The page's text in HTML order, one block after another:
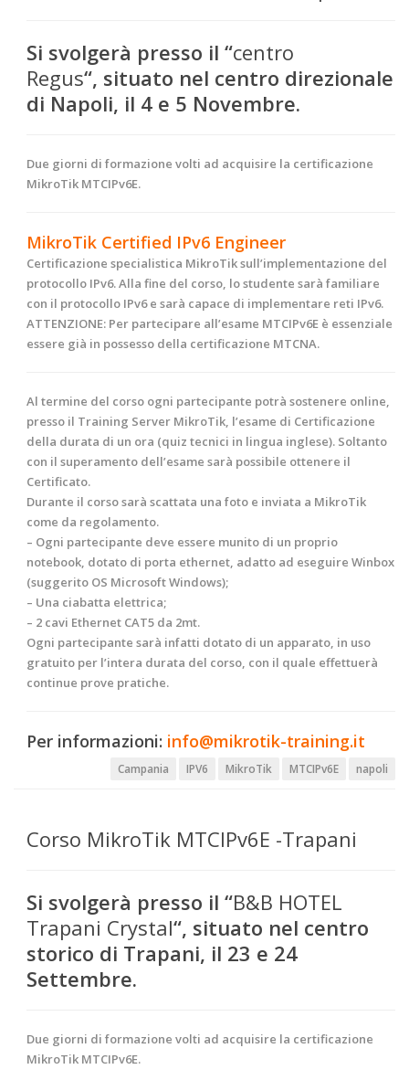
Si svolgerà presso il “centro
Regus“, situato nel centro direzionale
di Napoli, il 4 e 5 Novembre.
Due giorni di formazione volti ad acquisire la certificazione
MikroTik MTCIPv6E.
MikroTik Certified IPv6 Engineer
Certificazione specialistica MikroTik sull’implementazione del
protocollo IPv6. Alla fine del corso, lo studente sarà familiare
con il protocollo IPv6 e sarà capace di implementare reti IPv6.
ATTENZIONE: Per partecipare all’esame MTCIPv6E è essenziale
essere già in possesso della certificazione MTCNA.
Al termine del corso ogni partecipante potrà sostenere online,
presso il Training Server MikroTik, l’esame di Certificazione
della durata di un ora (quiz tecnici in lingua inglese). Soltanto
con il superamento dell’esame sarà possibile ottenere il
Certificato.
Durante il corso sarà scattata una foto e inviata a MikroTik
come da regolamento.
– Ogni partecipante deve essere munito di un proprio
notebook, dotato di porta ethernet, adatto ad eseguire Winbox
(suggerito OS Microsoft Windows);
– Una ciabatta elettrica;
– 2 cavi Ethernet CAT5 da 2mt.
Ogni partecipante sarà infatti dotato di un apparato, in uso
gratuito per l’intera durata del corso, con il quale effettuerà
continue prove pratiche.
Per informazioni: info@mikrotik-training.it
Campania IPV6 MikroTik MTCIPv6E napoli
Corso MikroTik MTCIPv6E -Trapani
Si svolgerà presso il “B&B HOTEL
Trapani Crystal“, situato nel centro
storico di Trapani, il 23 e 24
Settembre.
Due giorni di formazione volti ad acquisire la certificazione
MikroTik MTCIPv6E.